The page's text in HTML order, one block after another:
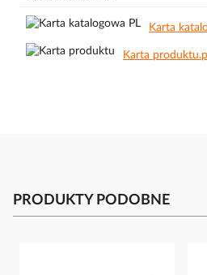
Karta
Karta
PRODUKTY PODOBNE